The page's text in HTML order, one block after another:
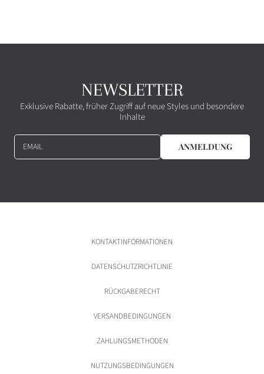
NEWSLETTER
Exklusive Rabatte, früher Zugriff auf neue Styles und besondere
Inhalte
EMAIL ANMELDUNG
KONTAKTINFORMATIONEN
DATENSCHUTZRICHTLINIE
RÜCKGABERECHT
VERSANDBEDINGUNGEN
ZAHLUNGSMETHODEN
NUTZUNGSBEDINGUNGEN